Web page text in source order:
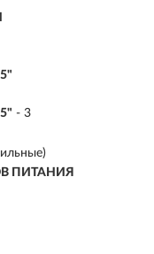
- 3
ПИТАНИЯ